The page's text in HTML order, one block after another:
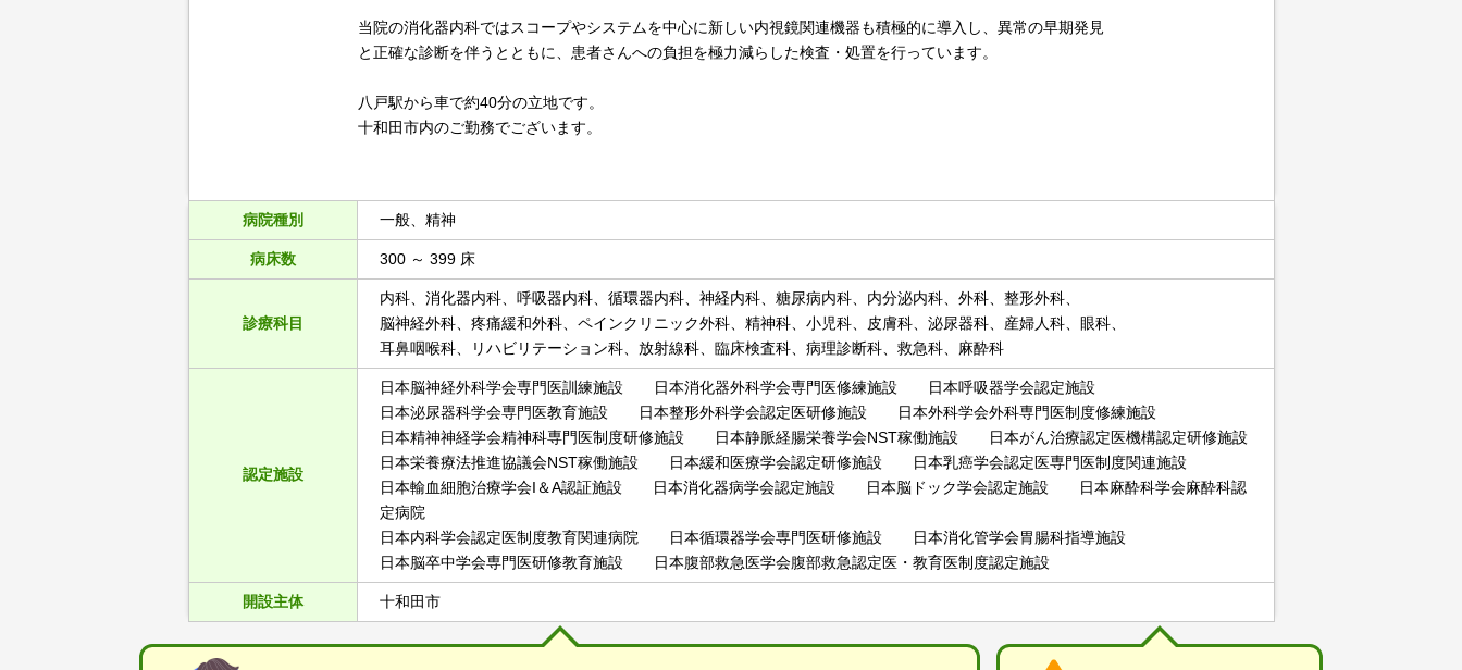
当院の消化器内科ではスコープやシステムを中心に新しい内視鏡関連機器も積極的に導入し、異常の早期発見
と正確な診断を伴うとともに、患者さんへの負担を極力減らした検査・処置を行っています。
八戸駅から車で約40分の立地です。
十和田市内のご勤務でございます。
病院種別 一般、精神
病床数 300 ～ 399 床
診療科目
内科、消化器内科、呼吸器内科、循環器内科、神経内科、糖尿病内科、内分泌内科、外科、整形外科、
脳神経外科、疼痛緩和外科、ペインクリニック外科、精神科、小児科、皮膚科、泌尿器科、産婦人科、眼科、
耳鼻咽喉科、リハビリテーション科、放射線科、臨床検査科、病理診断科、救急科、麻酔科
認定施設
日本脳神経外科学会専門医訓練施設 日本消化器外科学会専門医修練施設 日本呼吸器学会認定施設
日本泌尿器科学会専門医教育施設 日本整形外科学会認定医研修施設 日本外科学会外科専門医制度修練施設
日本精神神経学会精神科専門医制度研修施設 日本静脈経腸栄養学会NST稼働施設 日本がん治療認定医機構認定研修施設
日本栄養療法推進協議会NST稼働施設 日本緩和医療学会認定研修施設 日本乳癌学会認定医専門医制度関連施設
日本輸血細胞治療学会I＆A認証施設 日本消化器病学会認定施設 日本脳ドック学会認定施設 日本麻酔科学会麻酔科認
定病院
日本内科学会認定医制度教育関連病院 日本循環器学会専門医研修施設 日本消化管学会胃腸科指導施設
日本脳卒中学会専門医研修教育施設 日本腹部救急医学会腹部救急認定医・教育医制度認定施設
開設主体 十和田市